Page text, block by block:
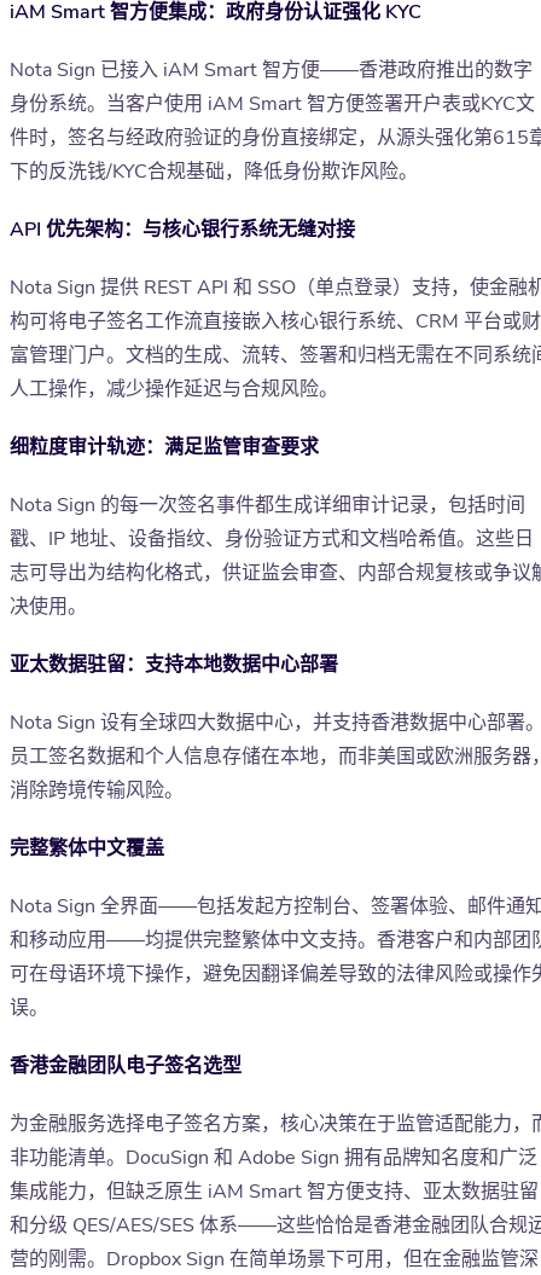
iAM Smart 智方便集成：政府身份认证强化 KYC
Nota Sign 已接入 iAM Smart 智方便——香港政府推出的数字
身份系统。当客户使用 iAM Smart 智方便签署开户表或KYC文
件时，签名与经政府验证的身份直接绑定，从源头强化第615
下的反洗钱/KYC合规基础，降低身份欺诈风险。
API 优先架构：与核心银行系统无缝对接
Nota Sign 提供 REST API 和 SSO（单点登录）支持，使金融
构可将电子签名工作流直接嵌入核心银行系统、CRM 平台或财
富管理门户。文档的生成、流转、签署和归档无需在不同系统
人工操作，减少操作延迟与合规风险。
细粒度审计轨迹：满足监管审查要求
Nota Sign 的每一次签名事件都生成详细审计记录，包括时间
戳、IP 地址、设备指纹、身份验证方式和文档哈希值。这些日
志可导出为结构化格式，供证监会审查、内部合规复核或争议
决使用。
亚太数据驻留：支持本地数据中心部署
Nota Sign 设有全球四大数据中心，并支持香港数据中心部署
员工签名数据和个人信息存储在本地，而非美国或欧洲服务器
消除跨境传输风险。
完整繁体中文覆盖
Nota Sign 全界面——包括发起方控制台、签署体验、邮件通
和移动应用——均提供完整繁体中文支持。香港客户和内部团
可在母语环境下操作，避免因翻译偏差导致的法律风险或操作
误。
香港金融团队电子签名选型
为金融服务选择电子签名方案，核心决策在于监管适配能力，
非功能清单。DocuSign 和 Adobe Sign 拥有品牌知名度和广泛
集成能力，但缺乏原生 iAM Smart 智方便支持、亚太数据驻留
和分级 QES/AES/SES 体系——这些恰恰是香港金融团队合规
营的刚需。Dropbox Sign 在简单场景下可用，但在金融监管深